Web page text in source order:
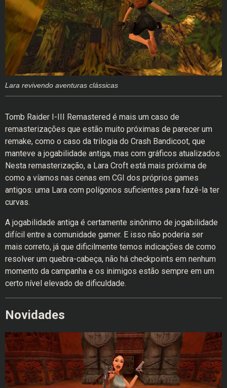
Lara revivendo aventuras clássicas
Tomb Raider I-III Remastered é mais um caso de
remasterizações que estão muito próximas de parecer um
remake, como o caso da trilogia do Crash Bandicoot, que
manteve a jogabilidade antiga, mas com gráficos atualizados.
Nesta remasterização, a Lara Croft está mais próxima de
como a víamos nas cenas em CGI dos próprios games
antigos: uma Lara com polígonos suficientes para fazê-la ter
curvas.
A jogabilidade antiga é certamente sinônimo de jogabilidade
difícil entre a comunidade gamer. E isso não poderia ser
mais correto, já que dificilmente temos indicações de como
resolver um quebra-cabeça, não há checkpoints em nenhum
momento da campanha e os inimigos estão sempre em um
certo nível elevado de dificuldade.
Novidades